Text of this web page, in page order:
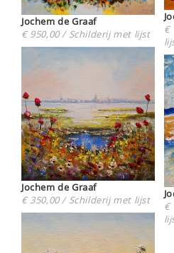
Jochem de Graaf
€ 950,00 / Schilderij met lijst
Jochem de Graaf
€ 350,00 / Schilderij met lijst
€
€